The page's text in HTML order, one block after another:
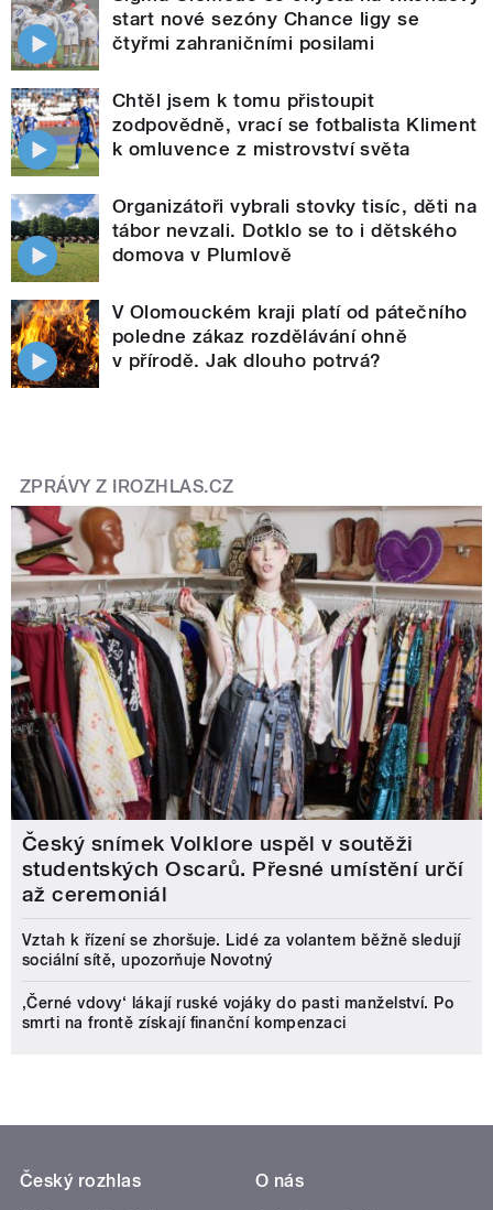
start nové sezóny Chance ligy se
čtyřmi zahraničními posilami
Chtěl jsem k tomu přistoupit
zodpovědně, vrací se fotbalista Kliment
k omluvence z mistrovství světa
Organizátoři vybrali stovky tisíc, děti na
tábor nevzali. Dotklo se to i dětského
domova v Plumlově
V Olomouckém kraji platí od pátečního
poledne zákaz rozdělávání ohně
v přírodě. Jak dlouho potrvá?
ZPRÁVY Z IROZHLAS.CZ
Český snímek Volklore uspěl v soutěži
studentských Oscarů. Přesné umístění určí
až ceremoniál
Vztah k řízení se zhoršuje. Lidé za volantem běžně sledují
sociální sítě, upozorňuje Novotný
‚Černé vdovy‘ lákají ruské vojáky do pasti manželství. Po
smrti na frontě získají finanční kompenzaci
Český rozhlas
O nás